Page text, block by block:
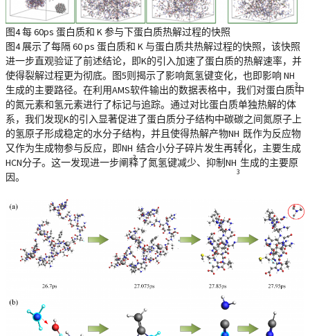
图4 每 60ps 蛋白质和 K 参与下蛋白质热解过程的快照
图4 展示了每隔 60 ps 蛋白质和 K 与蛋白质共热解过程的快照，该快照
进一步直观验证了前述结论，即K的引入加速了蛋白质的热解速率，并
使得裂解过程更为彻底。图5则揭示了影响氮氢键变化，也即影响 NH
3
生成的主要路径。在利用AMS软件输出的数据表格中，我们对蛋白质中
的氮元素和氢元素进行了标记与追踪。通过对比蛋白质单独热解的体
系，我们发现K的引入显著促进了蛋白质分子结构中碳碳之间氮原子上
的氢原子形成稳定的水分子结构，并且使得热解产物NH
3
既作为反应物
又作为生成物参与反应，即NH
3
结合小分子碎片发生再转化，主要生成
HCN分子。这一发现进一步阐释了氮氢键减少、抑制NH
3
生成的主要原
因。